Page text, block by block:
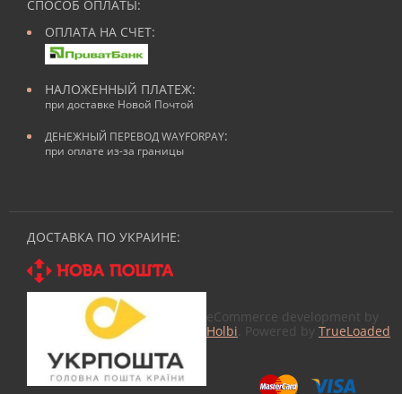
СПОСОБ ОПЛАТЫ:
ОПЛАТА НА СЧЕТ:
НАЛОЖЕННЫЙ ПЛАТЕЖ:
при доставке Новой Почтой
ДЕНЕЖНЫЙ ПЕРЕВОД WAYFORPAY:
при оплате из-за границы
ДОСТАВКА ПО УКРАИНЕ:
eCommerce development by
Holbi . Powered by TrueLoaded